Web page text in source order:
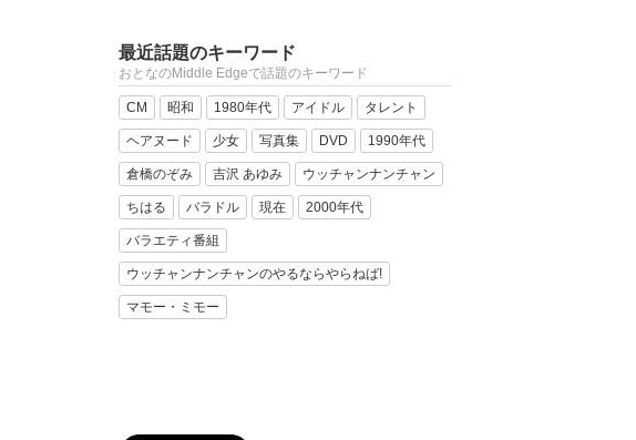
最近話題のキーワード
おとなのMiddle Edgeで話題のキーワード
CM 昭和 1980年代 アイドル タレント
ヘアヌード 少女 写真集 DVD 1990年代
倉橋のぞみ 吉沢 あゆみ ウッチャンナンチャン
ちはる バラドル 現在 2000年代
バラエティ番組
ウッチャンナンチャンのやるならやらねば!
マモー・ミモー